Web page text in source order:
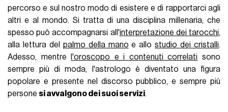
percorso e sul nostro modo di esistere e di rapportarci agli
altri e al mondo. Si tratta di una disciplina millenaria, che
spesso può accompagnarsi all'interpretazione dei tarocchi,
alla lettura del palmo della mano e allostudio dei cristalli.
Adesso, mentre
l'oroscopo e i contenuti correlati sono
sempre più di moda, l'astrologo è diventato una figura
popolare e presente nel discorso pubblico, e sempre più
persone si avvalgono dei suoi servizi.